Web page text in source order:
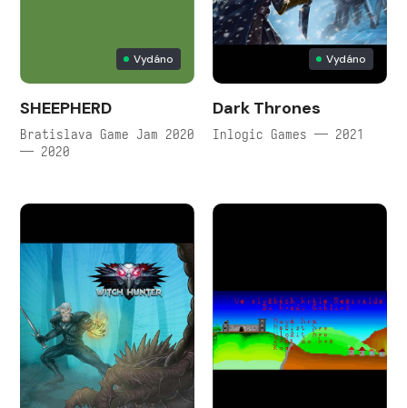
Vydáno
SHEEPHERD
Bratislava Game Jam 2020
— 2020
Vydáno
Dark Thrones
Inlogic Games — 2021